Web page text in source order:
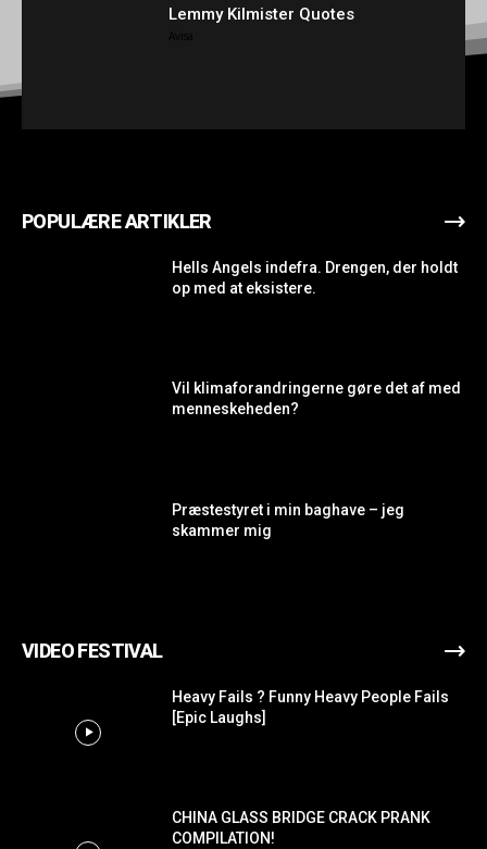
Lemmy Kilmister Quotes
Avisa
POPULÆRE ARTIKLER
Hells Angels indefra. Drengen, der holdt
op med at eksistere.
Vil klimaforandringerne gøre det af med
menneskeheden?
Præstestyret i min baghave – jeg
skammer mig
VIDEO FESTIVAL
Heavy Fails ? Funny Heavy People Fails
[Epic Laughs]
CHINA GLASS BRIDGE CRACK PRANK
COMPILATION!